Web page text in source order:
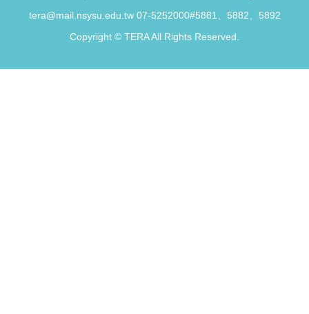
tera@mail.nsysu.edu.tw 07-5252000#5881、5882、5892
Copyright © TERA All Rights Reserved.